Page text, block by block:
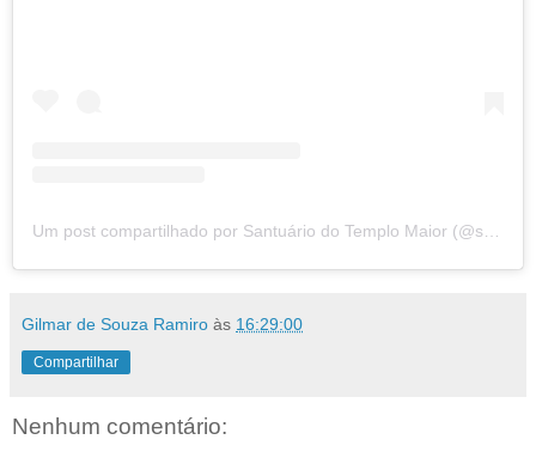
Um post compartilhado por Santuário do Templo Maior (@santuariodotemplomaior)
Gilmar de Souza Ramiro às 16:29:00
Compartilhar
Nenhum comentário: